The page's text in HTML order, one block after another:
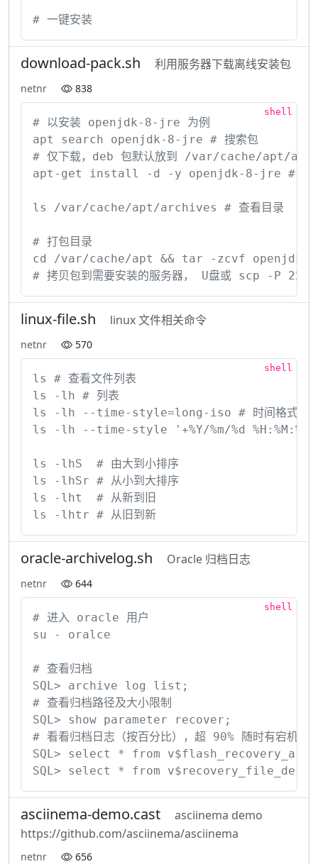
# 一键安装
download-pack.sh 利用服务器下载离线安装包
netnr 838
# 以安装 openjdk-8-jre 为例
apt search openjdk-8-jre # 搜索包
# 仅下载，deb 包默认放到 /var/cache/apt/
apt-get install -d -y openjdk-8-jre # 仅
ls /var/cache/apt/archives # 查看目录
# 打包目录
cd /var/cache/apt && tar -zcvf
# 拷贝包到需要安装的服务器， U盘或 scp -
linux-file.sh linux 文件相关命令
netnr 570
ls # 查看文件列表
ls -lh # 列表
ls -lh --time-style=long-iso # 时间格式化
ls -lh --time-style '+%Y/%m/%d %H:%M:%S'
ls -lhS  # 由大到小排序
ls -lhSr # 从小到大排序
ls -lht  # 从新到旧
ls -lhtr # 从旧到新
oracle-archivelog.sh Oracle 归档日志
netnr 644
# 进入 oracle 用户
su - oralce
# 查看归档
SQL> archive log list;
# 查看归档路径及大小限制
SQL> show parameter recover;
# 看看归档日志（按百分比），超 90% 随时有宕机的
SQL> select * from
SQL> select * from v$recovery_file_dest;
asciinema-demo.cast
asciinema demo
https://github.com/asciinema/asciinema
netnr 656